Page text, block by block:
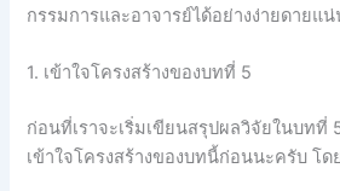
กรรมการและอาจารย์ได้อย่างง่ายดายแ
1. เข้าใจโครงสร้างของบทที่ 5
ก่อนที่เราจะเริ่มเขียนสรุปผลวิจัยในบทที่
เข้าใจโครงสร้างของบทนี้ก่อนนะครับ โ